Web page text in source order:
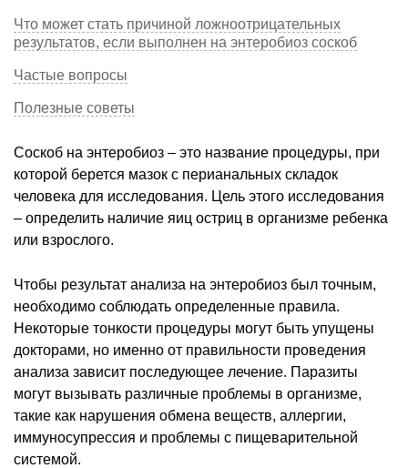
Что может стать причиной ложноотрицательных
результатов, если выполнен на энтеробиоз соскоб
Частые вопросы
Полезные советы
Соскоб на энтеробиоз – это название процедуры, при
которой берется мазок с перианальных складок
человека для исследования. Цель этого исследования
– определить наличие яиц остриц в организме ребенка
или взрослого.
Чтобы результат анализа на энтеробиоз был точным,
необходимо соблюдать определенные правила.
Некоторые тонкости процедуры могут быть упущены
докторами, но именно от правильности проведения
анализа зависит последующее лечение. Паразиты
могут вызывать различные проблемы в организме,
такие как нарушения обмена веществ, аллергии,
иммуносупрессия и проблемы с пищеварительной
системой.